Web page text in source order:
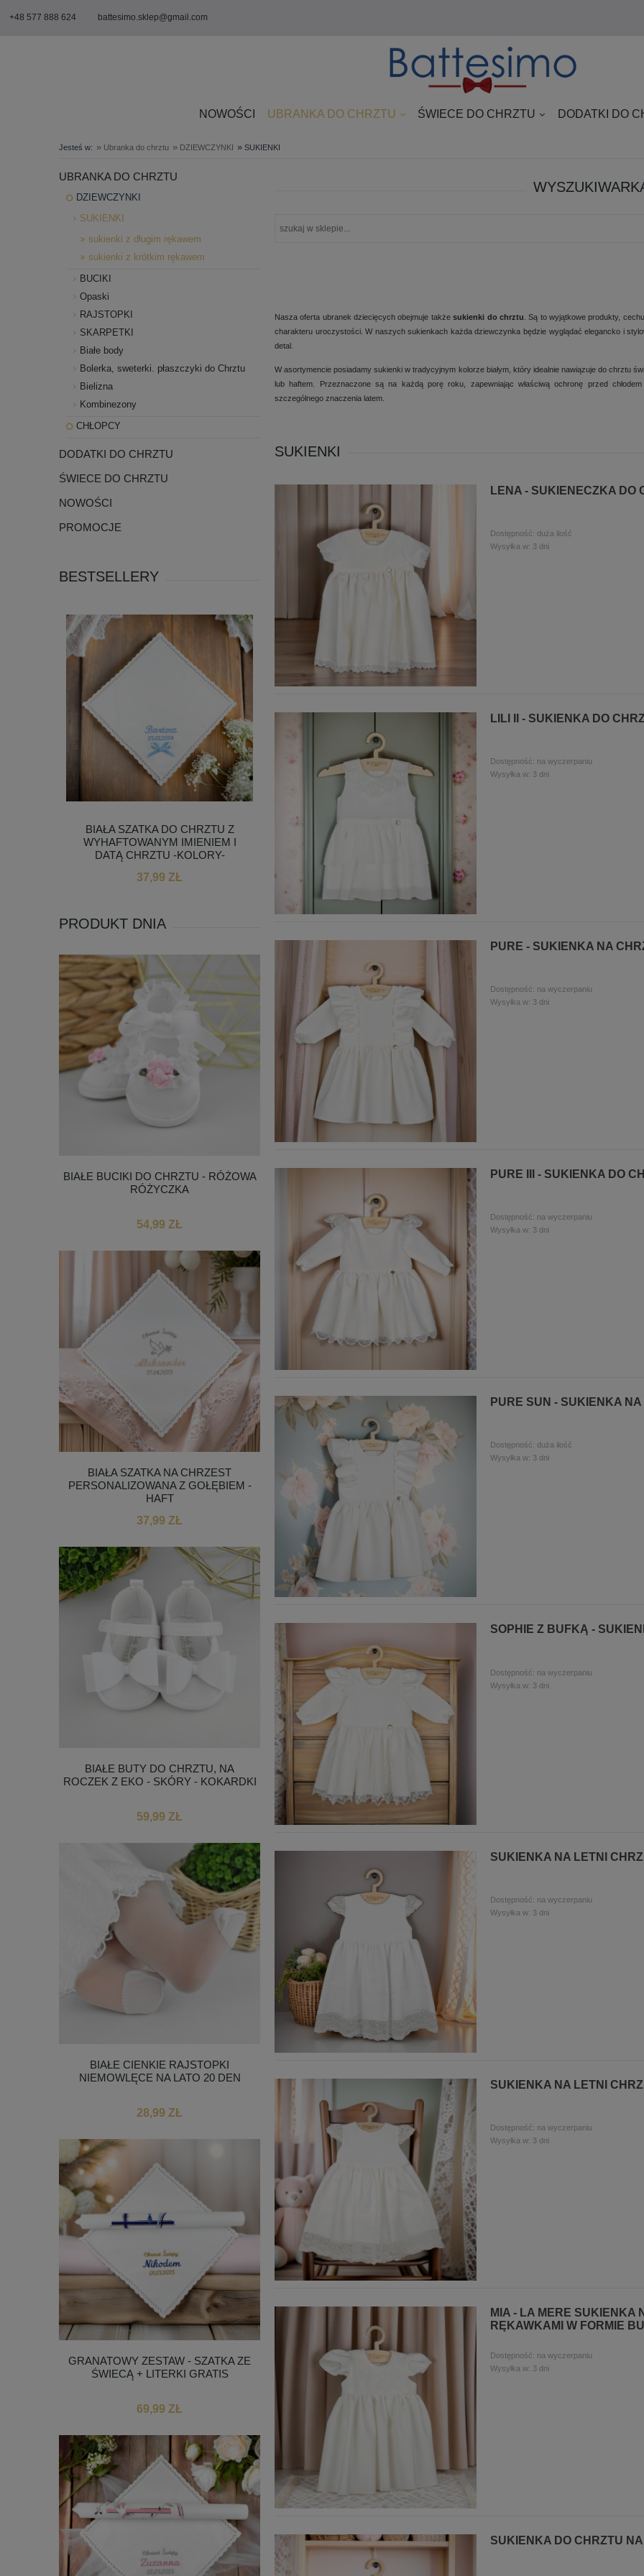
+48 577 888 624 battesimo.sklep@gmail.com
NOWOŚCI UBRANKA DO CHRZTU ŚWIECE DO CHRZTU DODATKI DO
Jesteś w: » Ubranka do chrztu » DZIEWCZYNKI » SUKIENKI
UBRANKA DO CHRZTU
DZIEWCZYNKI
SUKIENKI
sukienki z długim rękawem
sukienki z krótkim rękawem
BUCIKI
Opaski
RAJSTOPKI
SKARPETKI
Białe body
Bolerka, sweterki. płaszczyki do Chrztu
Bielizna
Kombinezony
CHŁOPCY
DODATKI DO CHRZTU
ŚWIECE DO CHRZTU
NOWOŚCI
PROMOCJE
BESTSELLERY
BIAŁA SZATKA DO CHRZTU Z
WYHAFTOWANYM IMIENIEM I
DATĄ CHRZTU -KOLORY-
37,99 ZŁ
OKAPNIK DO ŚWIECY -
GROMNICY NA CHRZEST CZY
PRODUKT DNIA
BIAŁE BUCIKI DO CHRZTU - RÓŻOWA
RÓŻYCZKA
54,99 ZŁ
BIAŁA SZATKA NA CHRZEST
PERSONALIZOWANA Z GOŁĘBIEM -
HAFT
37,99 ZŁ
BIAŁE BUTY DO CHRZTU, NA
ROCZEK Z EKO - SKÓRY - KOKARDKI
59,99 ZŁ
BIAŁE CIENKIE RAJSTOPKI
NIEMOWLĘCE NA LATO 20 DEN
28,99 ZŁ
GRANATOWY ZESTAW - SZATKA ZE
ŚWIECĄ + LITERKI GRATIS
69,99 ZŁ
Nasza oferta ubranek dziecięcych obejmuje takżesukienki do chrztu . Są to wyjątkowe produkty,
charakteru uroczystości. W naszych sukienkach każda dziewczynka będzie wyglądać elegancko i
detal.
W asortymencie posiadamy sukienki w tradycyjnym kolorze białym, który idealnie nawiązuje do chrztu
lub haftem. Przeznaczone są na każdą porę roku, zapewniając właściwą ochronę przed
szczególnego znaczenia latem.
SUKIENKI
LENA - SUKIENECZKA DO
Dostępność: duża ilość
Wysyłka w: 3 dni
LILI II - SUKIENKA DO
Dostępność: na wyczerpaniu
Wysyłka w: 3 dni
PURE - SUKIENKA NA
Dostępność: na wyczerpaniu
Wysyłka w: 3 dni
PURE III - SUKIENKA DO
Dostępność: na wyczerpaniu
Wysyłka w: 3 dni
PURE SUN - SUKIENKA
Dostępność: duża ilość
Wysyłka w: 3 dni
SOPHIE Z BUFKĄ -
Dostępność: na wyczerpaniu
Wysyłka w: 3 dni
SUKIENKA NA LETNI
Dostępność: na wyczerpaniu
Wysyłka w: 3 dni
SUKIENKA NA LETNI
Dostępność: na wyczerpaniu
Wysyłka w: 3 dni
MIA - LA MERE SUKIENKA
RĘKAWKAMI W FORMIE
Dostępność: na wyczerpaniu
Wysyłka w: 3 dni
SUKIENKA DO CHRZTU